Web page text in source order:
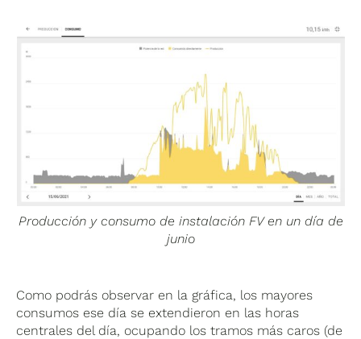
Producción y consumo de instalación FV en un día de
junio
Como podrás observar en la gráfica, los mayores
consumos ese día se extendieron en las horas
centrales del día, ocupando los tramos más caros (de